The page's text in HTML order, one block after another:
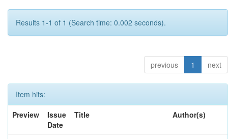
Results 1-1 of 1 (Search time: 0.002 seconds).
previous 1 next
Item hits:
Preview
Issue
Date
Title Author(s)